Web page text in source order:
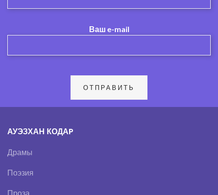
Ваш e-mail
АУЭЗХАН КОДАP
Драмы
Поэзия
Проза